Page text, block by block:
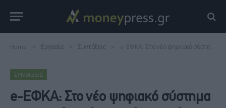
Home Εργασία Συντάξεις e-ΕΦΚΑ: Στο νέο ψηφιακό σύστημα οι μη μισθωτοί τον επόμενο μήνα – Επιταχύνονται οι συντάξεις
ΣΥΝΤΆΞΕΙΣ
e-ΕΦΚΑ: Στο νέο ψηφιακό σύστημα